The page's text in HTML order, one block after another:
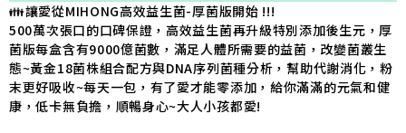
👪讓愛從MIHONG高效益生菌-厚菌版開始 !!!
500萬次張口的口碑保證，高效益生菌再升級特別添加後生元，厚
菌版每盒含有9000億菌數，滿足人體所需要的益菌，改變菌叢生
態~黃金18菌株組合配方與DNA序列菌種分析，幫助代謝消化，粉
末更好吸收~每天一包，有了愛才能零添加，給你滿滿的元氣和健
康，低卡無負擔，順暢身心~大人小孩都愛!